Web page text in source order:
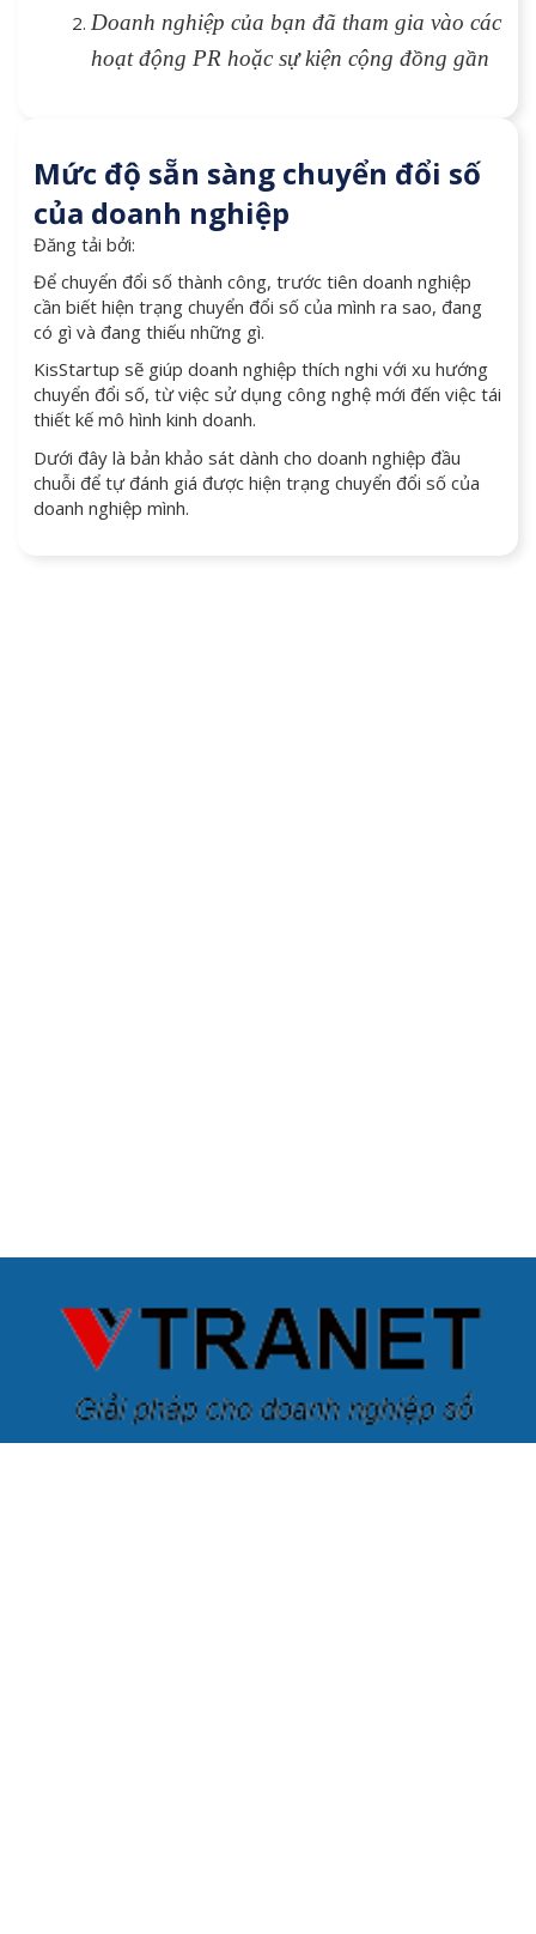
Doanh nghiệp của bạn đã tham gia vào các
hoạt động PR hoặc sự kiện cộng đồng gần
Làm thế nào doanh nghiệp đảm bảo rằng
thông điệp truyền thông của bạn phản ánh
đúng giá trị và cam kết của thương hiệu?
Mức độ sẵn sàng chuyển đổi số
của doanh nghiệp
Đăng tải bởi:
Để chuyển đổi số thành công, trước tiên doanh nghiệp
cần biết hiện trạng chuyển đổi số của mình ra sao, đang
có gì và đang thiếu những gì.
KisStartup sẽ giúp doanh nghiệp thích nghi với xu hướng
chuyển đổi số, từ việc sử dụng công nghệ mới đến việc tái
thiết kế mô hình kinh doanh.
Dưới đây là bản khảo sát dành cho doanh nghiệp đầu
chuỗi để tự đánh giá được hiện trạng chuyển đổi số của
doanh nghiệp mình.